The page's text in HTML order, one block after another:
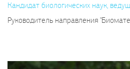
Кандидат биологических наук,
Руководитель направления